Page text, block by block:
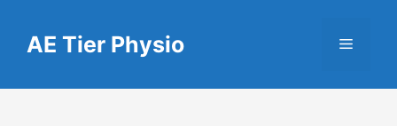
Inhalt
springenAE Tier Physio Menü